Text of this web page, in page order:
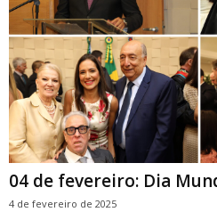
04 de fevereiro: Dia
4 de fevereiro de 2025